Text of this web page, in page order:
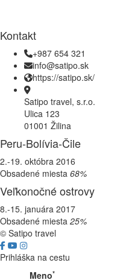
Kontakt
+987 654 321
info@satipo.sk
https://satipo.sk/
Satipo travel, s.r.o.
Ulica 123
01001 Žilina
Peru-Bolívia-Čile
2.-19. októbra 2016
Obsadené miesta 68%
Veľkonočné ostrovy
8.-15. januára 2017
Obsadené miesta 25%
© Satipo travel
Prihláška na cestu
Meno*